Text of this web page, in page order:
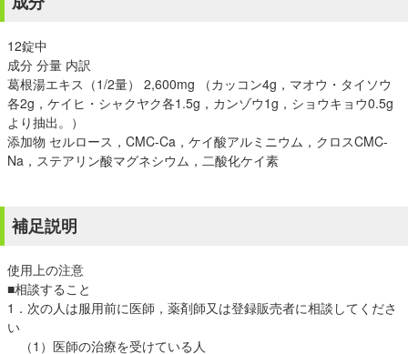
12錠中
成分 分量 内訳
葛根湯エキス（1/2量） 2,600mg （カッコン4g，マオウ・タイソウ
各2g，ケイヒ・シャクヤク各1.5g，カンゾウ1g，ショウキョウ0.5g
より抽出。）
添加物 セルロース，CMC-Ca，ケイ酸アルミニウム，クロスCMC-
Na，ステアリン酸マグネシウム，二酸化ケイ素
補足説明
使用上の注意
■相談すること
1．次の人は服用前に医師，薬剤師又は登録販売者に相談してくださ
い
（1）医師の治療を受けている人